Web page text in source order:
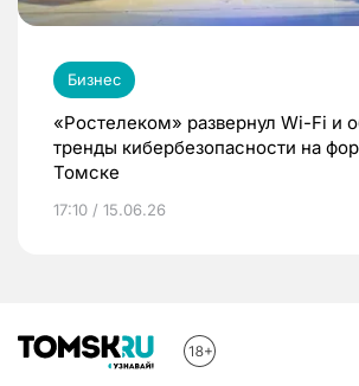
Бизнес
«Ростелеком» развернул Wi-Fi и
тренды кибербезопасности на
Томске
17:10 / 15.06.26